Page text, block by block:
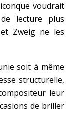
voudrait
lecture plus
Zweig ne les
soit à même
structurelle,
leur
de briller